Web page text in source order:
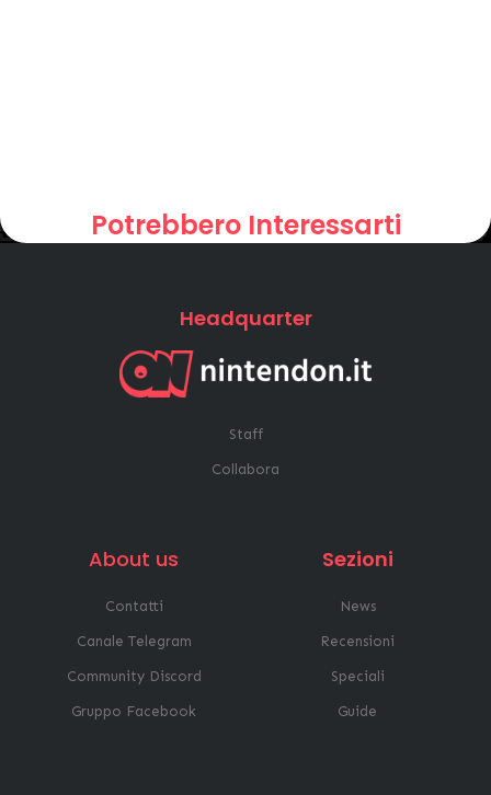
Potrebbero Interessarti
Headquarter
Staff
Collabora
About us
Contatti
Canale Telegram
Community Discord
Gruppo Facebook
Sezioni
News
Recensioni
Speciali
Guide